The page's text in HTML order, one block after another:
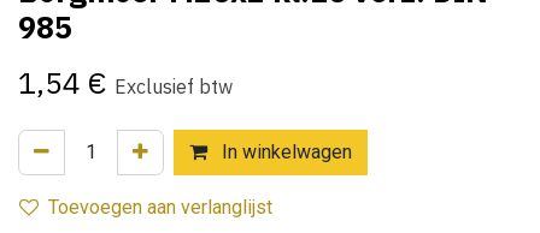
985
1,54 € Exclusief btw
In winkelwagen
Toevoegen aan verlanglijst